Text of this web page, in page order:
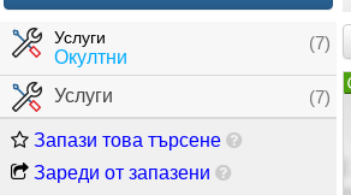
(7)
Услуги
Окултни
(7)
Услуги
Запази това търсене
Зареди от запазени